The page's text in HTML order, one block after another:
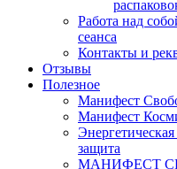
Работа над
сеанса
Контакты и
Отзывы
Полезное
Манифест
Манифест
защита
МАНИФЕСТ